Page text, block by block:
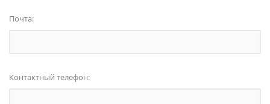
Почта:
Контактный телефон: